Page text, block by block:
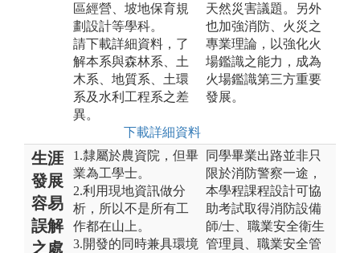
區經營、坡地保育規
劃設計等學科。
請下載詳細資料，了
解本系與森林系、土
木系、地質系、土環
系及水利工程系之差
異。
下載詳細資料
天然災害議題。另外
也加強消防、火災之
專業理論，以強化火
場鑑識之能力，成為
火場鑑識第三方重要
發展。
生涯
發展
容易
誤解
之處
1.隸屬於農資院，但畢
業為工學士。
2.利用現地資訊做分
析，所以不是所有工
作都在山上。
3.開發的同時兼具環境
同學畢業出路並非只
限於消防警察一途，
本學程課程設計可協
助考試取得消防設備
師/士、職業安全衛生
管理員、職業安全管